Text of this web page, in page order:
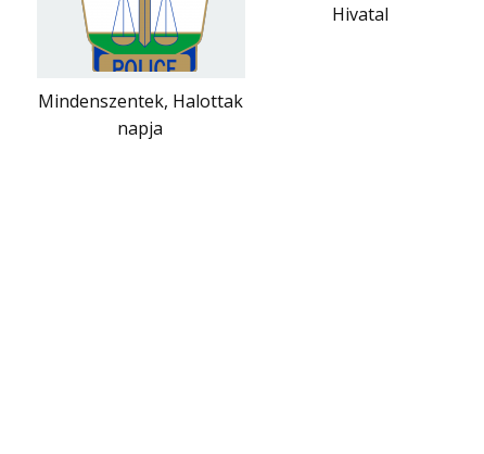
Mindenszentek, Halottak
napja
Hivatal